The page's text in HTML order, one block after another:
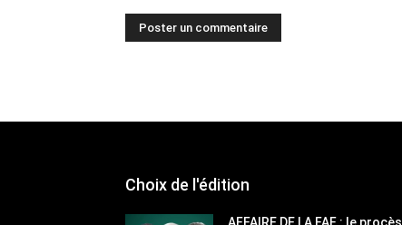
Choix de l'édition
AFFAIRE DE LA FAF : le procès